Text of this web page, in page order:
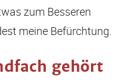
zum Besseren
meine Befürchtung.
gehört